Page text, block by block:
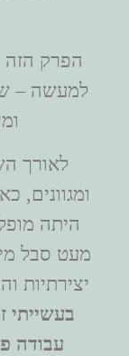
הפרק הזה
למעשה –
לאורך
ומגוונים,
היתה
מעט סבל
יצירתיות
בעשייתי
עבודה